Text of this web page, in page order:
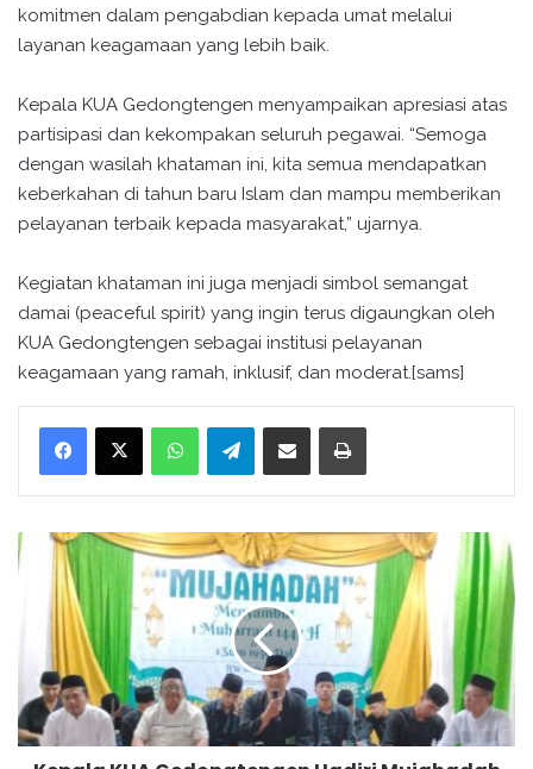
komitmen dalam pengabdian kepada umat melalui
layanan keagamaan yang lebih baik.
Kepala KUA Gedongtengen menyampaikan apresiasi atas
partisipasi dan kekompakan seluruh pegawai. “Semoga
dengan wasilah khataman ini, kita semua mendapatkan
keberkahan di tahun baru Islam dan mampu memberikan
pelayanan terbaik kepada masyarakat,” ujarnya.
Kegiatan khataman ini juga menjadi simbol semangat
damai (peaceful spirit) yang ingin terus digaungkan oleh
KUA Gedongtengen sebagai institusi pelayanan
keagamaan yang ramah, inklusif, dan moderat.[sams]
WhatsApp Telegram
K
e
U
A